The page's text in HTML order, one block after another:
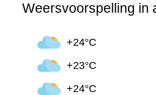
Weersvoorspelling in
+24°C
+23°C
+24°C